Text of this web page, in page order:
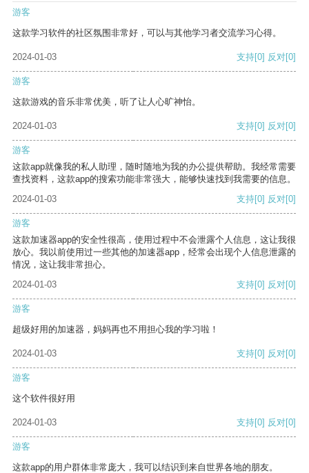
游客
这款学习软件的社区氛围非常好，可以与其他学习者交流学习心得。
2024-01-03 支持[0] 反对[0]
游客
这款游戏的音乐非常优美，听了让人心旷神怡。
2024-01-03 支持[0] 反对[0]
游客
这款app就像我的私人助理，随时随地为我的办公提供帮助。我经常需要
查找资料，这款app的搜索功能非常强大，能够快速找到我需要的信息。
2024-01-03
支持[0] 反对[0]
游客
这款加速器app的安全性很高，使用过程中不会泄露个人信息，这让我很
放心。我以前使用过一些其他的加速器app，经常会出现个人信息泄露的
情况，这让我非常担心。
2024-01-03
支持[0] 反对[0]
游客
超级好用的加速器，妈妈再也不用担心我的学习啦！
2024-01-03 支持[0] 反对[0]
游客
这个软件很好用
2024-01-03 支持[0] 反对[0]
游客
这款app的用户群体非常庞大，我可以结识到来自世界各地的朋友。